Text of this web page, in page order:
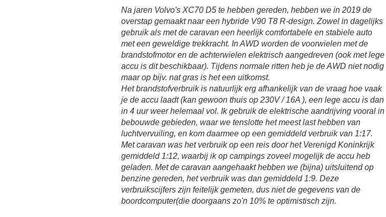
Na jaren Volvo's XC70 D5 te hebben gereden, hebben we in 2019 de
overstap gemaakt naar een hybride V90 T8 R-design. Zowel in dagelijks
gebruik als met de caravan een heerlijk comfortabele en stabiele auto
met een geweldige trekkracht. In AWD worden de voorwielen met de
brandstofmotor en de achterwielen elektrisch aangedreven (ook met lege
accu is dit beschikbaar). Tijdens normale ritten heb je de AWD niet nodig
maar op bijv. nat gras is het een uitkomst.
Het brandstofverbruik is natuurlijk erg afhankelijk van de vraag hoe vaak
je de accu laadt (kan gewoon thuis op 230V / 16A ), een lege accu is dan
in 4 uur weer helemaal vol. Ik gebruik de elektrische aandrijving vooral in
bebouwde gebieden, waar we tenslotte het meest last hebben van
luchtvervuiling, en kom daarmee op een gemiddeld verbruik van 1:17.
Met caravan was het verbruik op een reis door het Verenigd Koninkrijk
gemiddeld 1:12, waarbij ik op campings zoveel mogelijk de accu heb
geladen. Met de caravan aangehaakt hebben we (bijna) uitsluitend op
benzine gereden, het verbruik was dan gemiddeld 1:9. Deze
verbruikscijfers zijn feitelijk gemeten, dus niet de gegevens van de
boordcomputer(die doorgaans zo'n 10% te optimistisch zijn.